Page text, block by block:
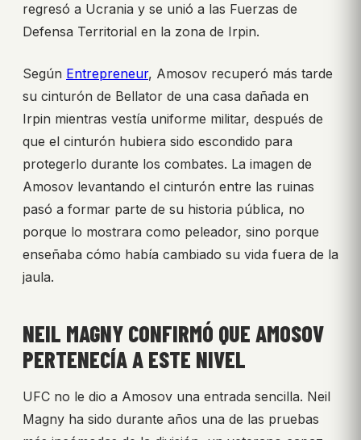
regresó a Ucrania y se unió a las Fuerzas de
Defensa Territorial en la zona de Irpin.
Según Entrepreneur, Amosov recuperó más tarde
su cinturón de Bellator de una casa dañada en
Irpin mientras vestía uniforme militar, después de
que el cinturón hubiera sido escondido para
protegerlo durante los combates. La imagen de
Amosov levantando el cinturón entre las ruinas
pasó a formar parte de su historia pública, no
porque lo mostrara como peleador, sino porque
enseñaba cómo había cambiado su vida fuera de la
jaula.
NEIL MAGNY CONFIRMÓ QUE AMOSOV
PERTENECÍA A ESTE NIVEL
UFC no le dio a Amosov una entrada sencilla. Neil
Magny ha sido durante años una de las pruebas